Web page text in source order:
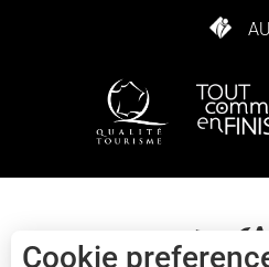
HOW TO GET HERE
Cookie